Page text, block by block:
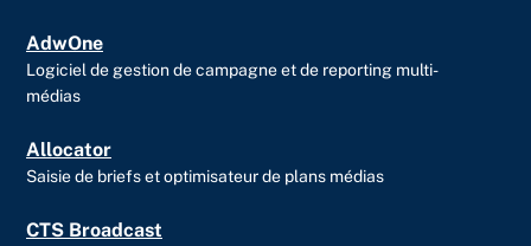
AdwOne
Logiciel de gestion de campagne et de reporting multi-
médias
Allocator
Saisie de briefs et optimisateur de plans médias
CTS Broadcast